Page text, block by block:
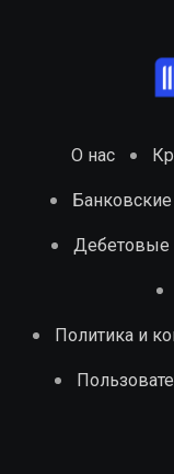
О нас
Дебетовые
Политика и